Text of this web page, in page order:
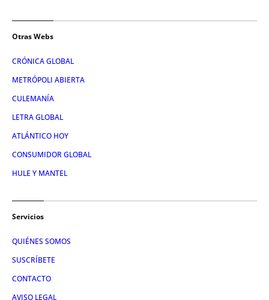
Otras Webs
CRÓNICA GLOBAL
METRÓPOLI ABIERTA
CULEMANÍA
LETRA GLOBAL
ATLÁNTICO HOY
CONSUMIDOR GLOBAL
HULE Y MANTEL
Servicios
QUIÉNES SOMOS
SUSCRÍBETE
CONTACTO
AVISO LEGAL